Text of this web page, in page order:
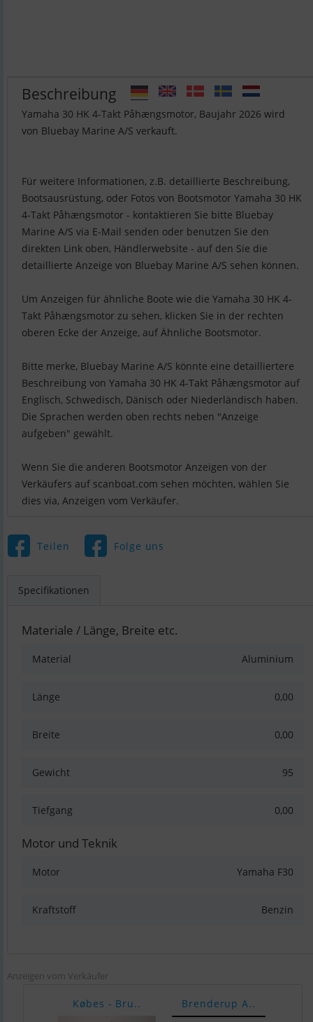
Beschreibung
Yamaha 30 HK 4-Takt Påhængsmotor, Baujahr 2026 wird
von Bluebay Marine A/S verkauft.
Für weitere Informationen, z.B. detaillierte Beschreibung,
Bootsausrüstung, oder Fotos von Bootsmotor Yamaha 30 HK
4-Takt Påhængsmotor - kontaktieren Sie bitte Bluebay
Marine A/S via E-Mail senden oder benutzen Sie den
direkten Link oben, Händlerwebsite - auf den Sie die
detaillierte Anzeige von Bluebay Marine A/S sehen können.
Um Anzeigen für ähnliche Boote wie die Yamaha 30 HK 4-
Takt Påhængsmotor zu sehen, klicken Sie in der rechten
oberen Ecke der Anzeige, auf Ähnliche Bootsmotor.
Bitte merke, Bluebay Marine A/S könnte eine detailliertere
Beschreibung von Yamaha 30 HK 4-Takt Påhængsmotor auf
Englisch, Schwedisch, Dänisch oder Niederländisch haben.
Die Sprachen werden oben rechts neben "Anzeige
aufgeben" gewählt.
Wenn Sie die anderen Bootsmotor Anzeigen von der
Verkäufers auf scanboat.com sehen möchten, wählen Sie
dies via, Anzeigen vom Verkäufer.
Teilen Folge uns
Specifikationen
Materiale / Länge, Breite etc.
Material Aluminium
Länge 0,00
Breite 0,00
Gewicht 95
Tiefgang 0,00
Motor und Teknik
Motor Yamaha F30
Kraftstoff Benzin
Anzeigen vom Verkäufer
Købes - Bru.. Brenderup A..